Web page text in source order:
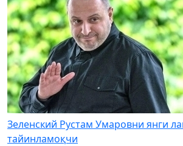
Зеленский Рустам Умаровни янги
тайинламоқчи